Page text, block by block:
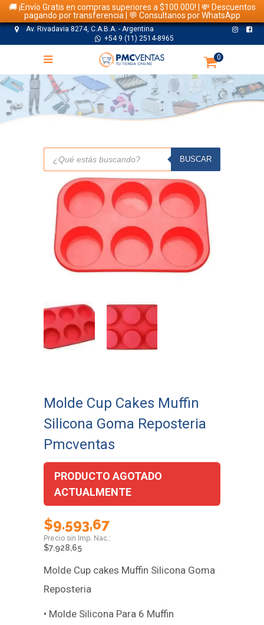
🚚 ¡Envío Gratis en compras superiores a $100.000! | 💸 Descuentos
pagando por transferencia | 💬 Consultanos por WhatsApp
Av. Rivadavia 8274, C.A.B.A. - Argentina
+54 9 (11) 2514-8965
0
TIENDA
Búsqueda
productos
BUSCAR
Molde Cup Cakes Muffin
Silicona Goma Reposteria
Pmcventas
PRODUCTO AGOTADO
ACTUALMENTE
$9.593,67
$7.928,65
Molde Cup cakes Muffin Silicona Goma
Reposteria
• Molde Silicona Para 6 Muffin